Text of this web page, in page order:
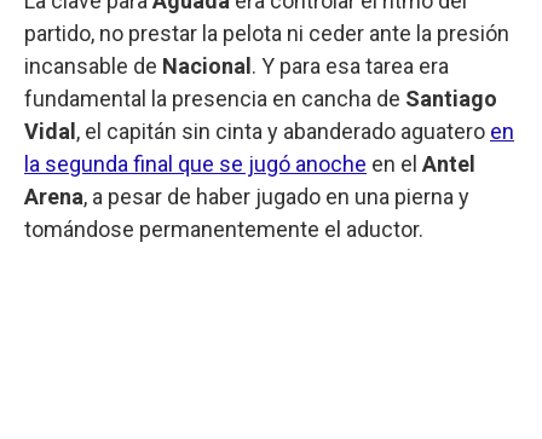
partido, no prestar la pelota ni ceder ante la presión
incansable de Nacional . Y para esa tarea era
fundamental la presencia en cancha de Santiago
Vidal , el capitán sin cinta y abanderado aguatero en
la segunda final que se jugó anoche en el Antel
Arena, a pesar de haber jugado en una pierna y
tomándose permanentemente el aductor.